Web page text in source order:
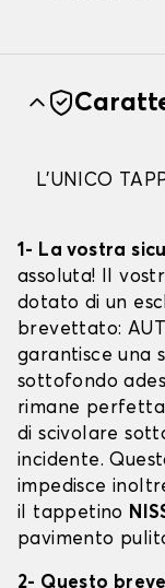
L'UNICO
1- La vostra
assoluta! Il
dotato di un
brevettato:
garantisce una
sottofondo
rimane
di scivolare
incidente.
impedisce
il tappetino
pavimento
2- Questo